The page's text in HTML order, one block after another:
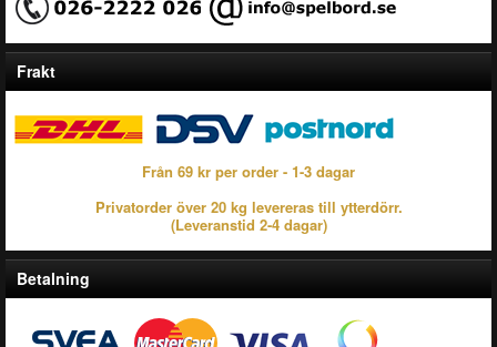
Frakt
Från 69 kr per order - 1-3 dagar
Privatorder över 20 kg levereras till ytterdörr.
(Leveranstid 2-4 dagar)
Betalning